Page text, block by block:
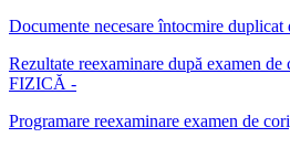
Documente necesare întocmire duplicat
Rezultate reexaminare după examen
FIZICĂ -
Programare reexaminare examen de